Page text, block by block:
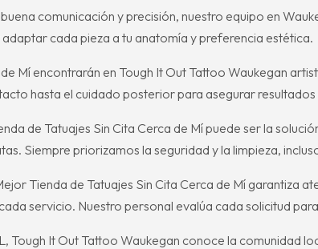
comunicación y precisión, nuestro equipo en
cada pieza a tu anatomía y preferencia estética.
Mí encontrarán en Tough It Out Tattoo Waukegan
hasta el cuidado posterior para asegurar
de Tatuajes Sin Cita Cerca de Mí puede ser la
Siempre priorizamos la seguridad y la limpieza,
Tienda de Tatuajes Sin Cita Cerca de Mí garantiza
servicio. Nuestro personal evalúa cada solicitud
Tough It Out Tattoo Waukegan conoce la comunidad